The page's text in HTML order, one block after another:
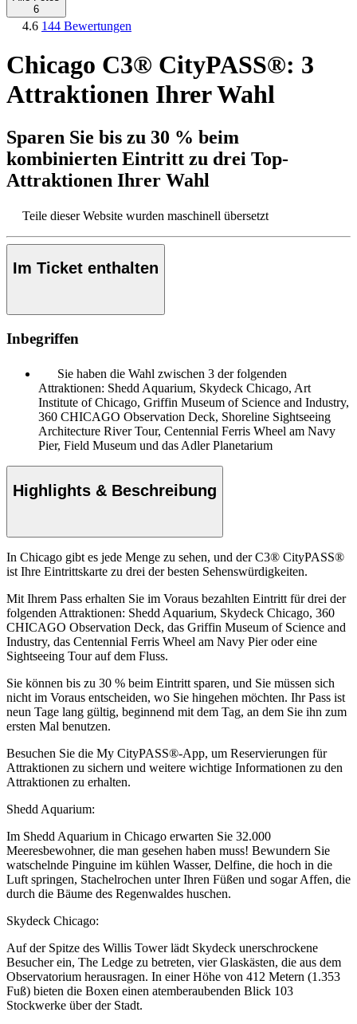
6
4.6 144 Bewertungen
Chicago C3® CityPASS®: 3
Attraktionen Ihrer Wahl
Sparen Sie bis zu 30 % beim
kombinierten Eintritt zu drei Top-
Attraktionen Ihrer Wahl
Teile dieser Website wurden maschinell übersetzt
Im Ticket enthalten
Inbegriffen
Sie haben die Wahl zwischen 3 der folgenden
Attraktionen: Shedd Aquarium, Skydeck Chicago, Art
Institute of Chicago, Griffin Museum of Science and Industry,
360 CHICAGO Observation Deck, Shoreline Sightseeing
Architecture River Tour, Centennial Ferris Wheel am Navy
Pier, Field Museum und das Adler Planetarium
Highlights & Beschreibung
In Chicago gibt es jede Menge zu sehen, und der C3® CityPASS®
ist Ihre Eintrittskarte zu drei der besten Sehenswürdigkeiten.
Mit Ihrem Pass erhalten Sie im Voraus bezahlten Eintritt für drei der
folgenden Attraktionen: Shedd Aquarium, Skydeck Chicago, 360
CHICAGO Observation Deck, das Griffin Museum of Science and
Industry, das Centennial Ferris Wheel am Navy Pier oder eine
Sightseeing Tour auf dem Fluss.
Sie können bis zu 30 % beim Eintritt sparen, und Sie müssen sich
nicht im Voraus entscheiden, wo Sie hingehen möchten. Ihr Pass ist
neun Tage lang gültig, beginnend mit dem Tag, an dem Sie ihn zum
ersten Mal benutzen.
Besuchen Sie die My CityPASS®-App, um Reservierungen für
Attraktionen zu sichern und weitere wichtige Informationen zu den
Attraktionen zu erhalten.
Shedd Aquarium:
Im Shedd Aquarium in Chicago erwarten Sie 32.000
Meeresbewohner, die man gesehen haben muss! Bewundern Sie
watschelnde Pinguine im kühlen Wasser, Delfine, die hoch in die
Luft springen, Stachelrochen unter Ihren Füßen und sogar Affen, die
durch die Bäume des Regenwaldes huschen.
Skydeck Chicago:
Auf der Spitze des Willis Tower lädt Skydeck unerschrockene
Besucher ein, The Ledge zu betreten, vier Glaskästen, die aus dem
Observatorium herausragen. In einer Höhe von 412 Metern (1.353
Fuß) bieten die Boxen einen atemberaubenden Blick 103
Stockwerke über der Stadt.